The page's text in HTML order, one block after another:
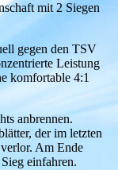
mit 2 Siegen
gegen den TSV
Leistung
komfortable 4:1
anbrennen.
der im letzten
Am Ende
einfahren.